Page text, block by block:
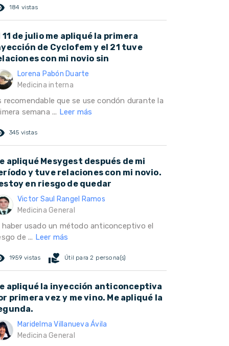
184 vistas
11 de julio me apliqué la primera
de Cyclofem y el 21 tuve
con mi novio sin
Lorena Pabón Duarte
Medicina interna
recomendable que se use condón durante la
semana ... Leer más
345 vistas
apliqué Mesygest después de mi
y tuve relaciones con mi novio.
en riesgo de quedar
Victor Saul Rangel Ramos
Medicina General
haber usado un método anticonceptivo el
de ... Leer más
1959 vistas volunteer_activism Útil para 2 persona(s)
apliqué la inyección anticonceptiva
primera vez y me vino. Me apliqué la
Maridelma Villanueva Ávila
Medicina General